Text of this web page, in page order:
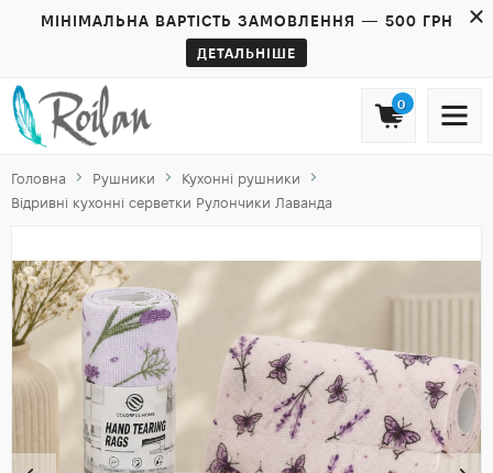
МІНІМАЛЬНА ВАРТІСТЬ ЗАМОВЛЕННЯ — 500 ГРН
ДЕТАЛЬНІШЕ
0
Головна Рушники
Кухонні рушники
Відривні кухонні серветки Рулончики Лаванда